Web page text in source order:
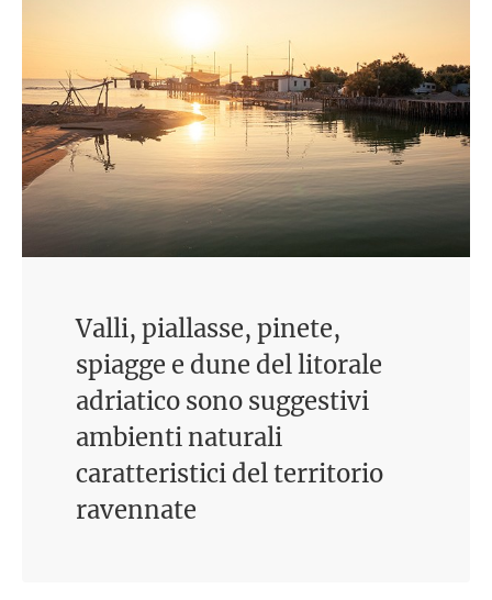
Valli, piallasse, pinete,
spiagge e dune del litorale
adriatico sono suggestivi
ambienti naturali
caratteristici del territorio
ravennate